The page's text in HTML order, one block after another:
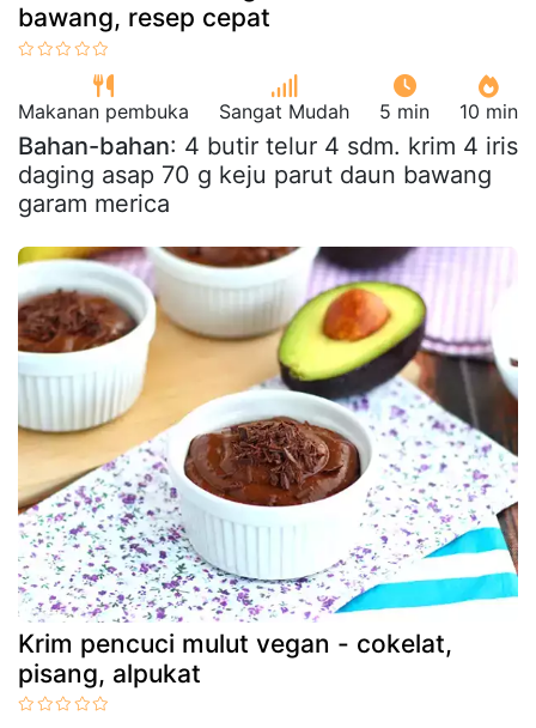
bawang, resep cepat
Makanan pembuka Sangat Mudah 5 min 10 min
Bahan-bahan: 4 butir telur 4 sdm. krim 4 iris
daging asap 70 g keju parut daun bawang
garam merica
Krim pencuci mulut vegan - cokelat,
pisang, alpukat